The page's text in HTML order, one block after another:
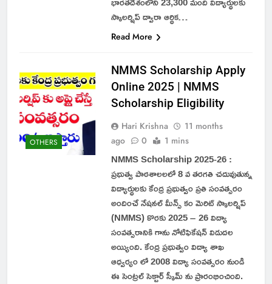
స్కాలర్షిప్ ద్వారా ఆర్థిక…
Read More
OTHERS
NMMS Scholarship Apply
Online 2025 | NMMS
Scholarship Eligibility
Hari Krishna
11 months
ago
0 1 mins
NMMS Scholarship 2025-26 :
ప్రభుత్వ పాఠశాలలలో 8 వ తరగతి చదువుతున్న
విద్యార్థులకు కేంద్ర ప్రభుత్వం ప్రతి సంవత్సరం
అందించే నేషనల్ మీన్స్ కం మెరిట్ స్కాలర్షిప్
(NMMS) కొరకు 2025 – 26 విద్యా
సంవత్సరానికి గాను నోటిఫికేషన్ విడుదల
అయ్యింది. కేంద్ర ప్రభుత్వం విద్యా శాఖ
ఆధ్వర్యం లో 2008 విద్యా సంవత్సరం నుండి
ఈ సెంట్రల్ సెక్టార్ స్కీమ్ ను ప్రారంభించింది.